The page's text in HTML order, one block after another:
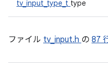
tv_input_type_t type
ファイル tv_input.h の 87